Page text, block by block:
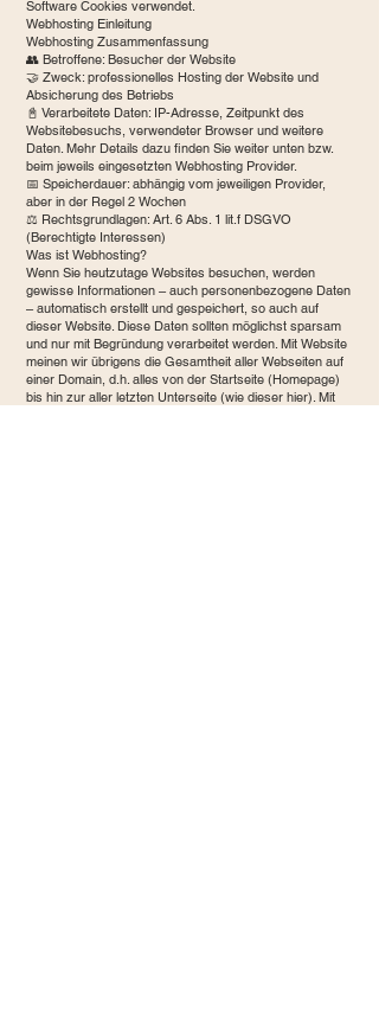
Software Cookies verwendet.
Webhosting Einleitung
Webhosting Zusammenfassung
👥 Betroffene: Besucher der Website
🤝 Zweck: professionelles Hosting der Website und
Absicherung des Betriebs
📓 Verarbeitete Daten: IP-Adresse, Zeitpunkt des
Websitebesuchs, verwendeter Browser und weitere
Daten. Mehr Details dazu finden Sie weiter unten bzw.
beim jeweils eingesetzten Webhosting Provider.
📅 Speicherdauer: abhängig vom jeweiligen Provider,
aber in der Regel 2 Wochen
⚖️ Rechtsgrundlagen: Art. 6 Abs. 1 lit.f DSGVO
(Berechtigte Interessen)
Was ist Webhosting?
Wenn Sie heutzutage Websites besuchen, werden
gewisse Informationen – auch personenbezogene Daten
– automatisch erstellt und gespeichert, so auch auf
dieser Website. Diese Daten sollten möglichst sparsam
und nur mit Begründung verarbeitet werden. Mit Website
meinen wir übrigens die Gesamtheit aller Webseiten auf
einer Domain, d.h. alles von der Startseite (Homepage)
bis hin zur aller letzten Unterseite (wie dieser hier). Mit